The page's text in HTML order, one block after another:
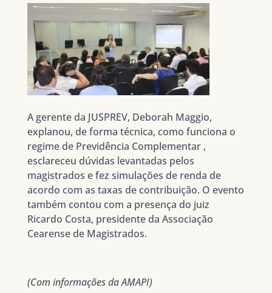
A gerente da JUSPREV, Deborah Maggio,
explanou, de forma técnica, como funciona o
regime de Previdência Complementar ,
esclareceu dúvidas levantadas pelos
magistrados e fez simulações de renda de
acordo com as taxas de contribuição. O evento
também contou com a presença do juiz
Ricardo Costa, presidente da Associação
Cearense de Magistrados.
(Com informações da AMAPI)